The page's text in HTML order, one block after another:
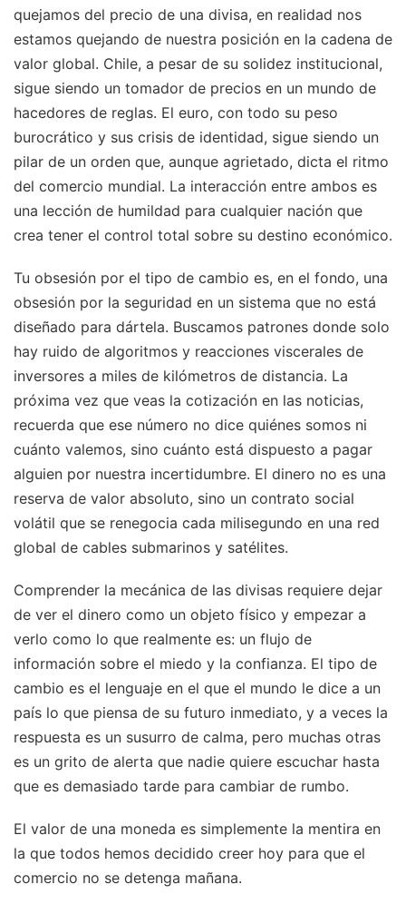
quejamos del precio de una divisa, en realidad nos
estamos quejando de nuestra posición en la cadena de
valor global. Chile, a pesar de su solidez institucional,
sigue siendo un tomador de precios en un mundo de
hacedores de reglas. El euro, con todo su peso
burocrático y sus crisis de identidad, sigue siendo un
pilar de un orden que, aunque agrietado, dicta el ritmo
del comercio mundial. La interacción entre ambos es
una lección de humildad para cualquier nación que
crea tener el control total sobre su destino económico.
Tu obsesión por el tipo de cambio es, en el fondo, una
obsesión por la seguridad en un sistema que no está
diseñado para dártela. Buscamos patrones donde solo
hay ruido de algoritmos y reacciones viscerales de
inversores a miles de kilómetros de distancia. La
próxima vez que veas la cotización en las noticias,
recuerda que ese número no dice quiénes somos ni
cuánto valemos, sino cuánto está dispuesto a pagar
alguien por nuestra incertidumbre. El dinero no es una
reserva de valor absoluto, sino un contrato social
volátil que se renegocia cada milisegundo en una red
global de cables submarinos y satélites.
Comprender la mecánica de las divisas requiere dejar
de ver el dinero como un objeto físico y empezar a
verlo como lo que realmente es: un flujo de
información sobre el miedo y la confianza. El tipo de
cambio es el lenguaje en el que el mundo le dice a un
país lo que piensa de su futuro inmediato, y a veces la
respuesta es un susurro de calma, pero muchas otras
es un grito de alerta que nadie quiere escuchar hasta
que es demasiado tarde para cambiar de rumbo.
El valor de una moneda es simplemente la mentira en
la que todos hemos decidido creer hoy para que el
comercio no se detenga mañana.